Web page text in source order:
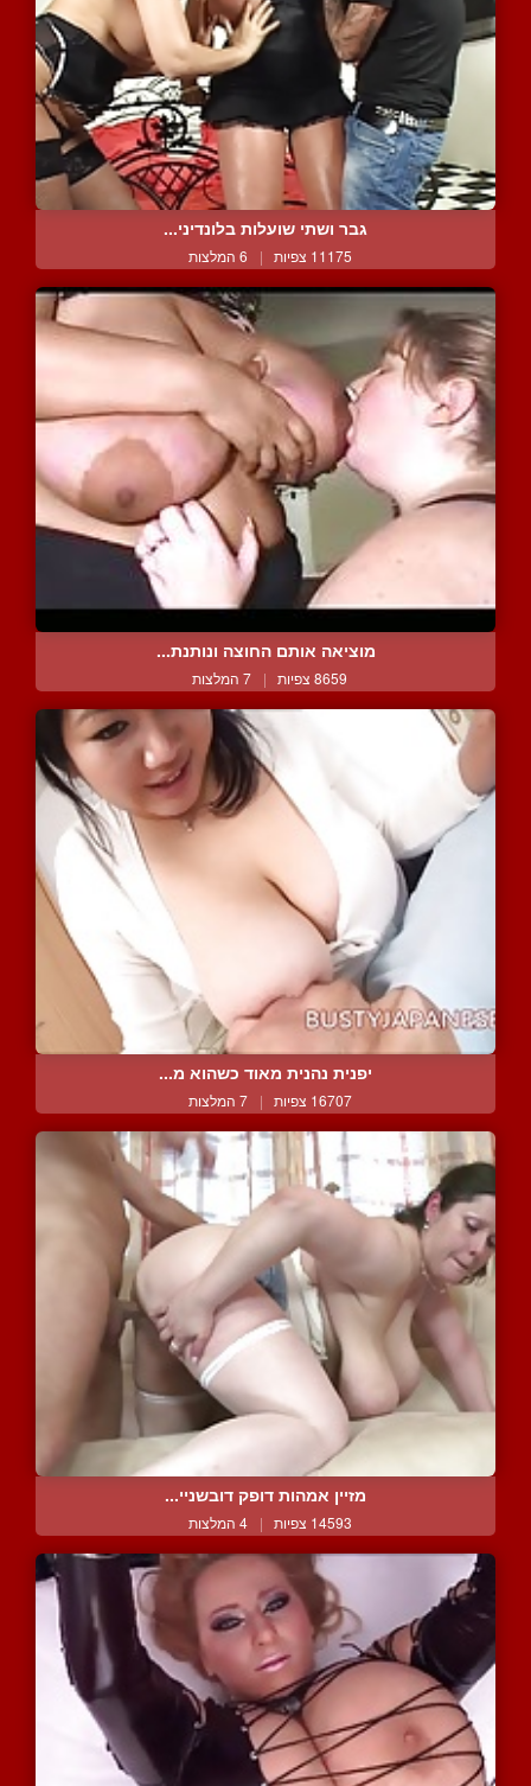
גבר ושתי שועלות בלונדיני...
11175 צפיות | 6 המלצות
מוציאה אותם החוצה ונותנת...
8659 צפיות | 7 המלצות
יפנית נהנית מאוד כשהוא מ...
16707 צפיות | 7 המלצות
מזיין אמהות דופק דובשניי...
14593 צפיות | 4 המלצות